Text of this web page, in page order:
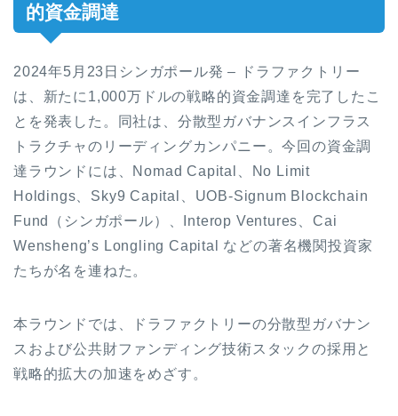
的資金調達
2024年5月23日シンガポール発 – ドラファクトリー
は、新たに1,000万ドルの戦略的資金調達を完了したこ
とを発表した。同社は、分散型ガバナンスインフラス
トラクチャのリーディングカンパニー。今回の資金調
達ラウンドには、Nomad Capital、No Limit
Holdings、Sky9 Capital、UOB-Signum Blockchain
Fund（シンガポール）、Interop Ventures、Cai
Wensheng’s Longling Capital などの著名機関投資家
たちが名を連ねた。
本ラウンドでは、ドラファクトリーの分散型ガバナン
スおよび公共財ファンディング技術スタックの採用と
戦略的拡大の加速をめざす。